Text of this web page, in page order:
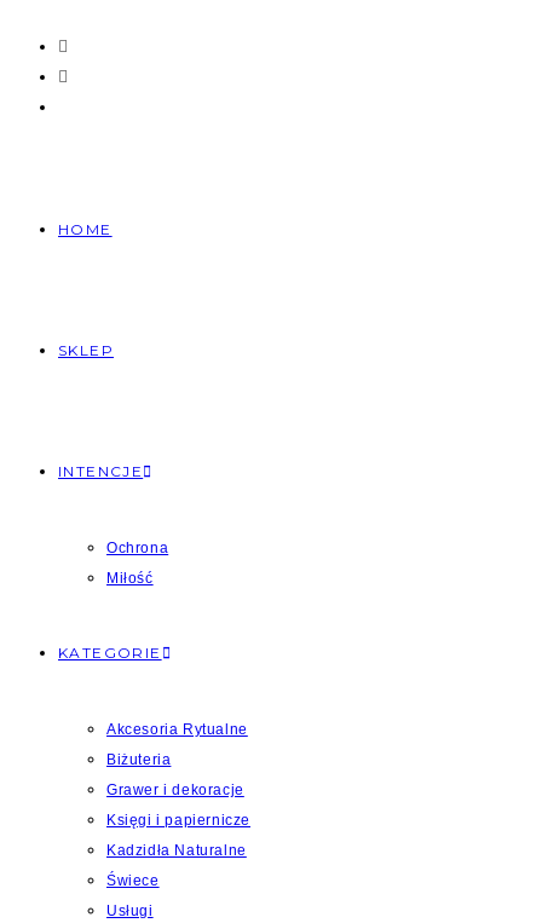
HOME
SKLEP
INTENCJE
Ochrona
Miłość
KATEGORIE
Akcesoria Rytualne
Biżuteria
Grawer i dekoracje
Księgi i papiernicze
Kadzidła Naturalne
Świece
Usługi